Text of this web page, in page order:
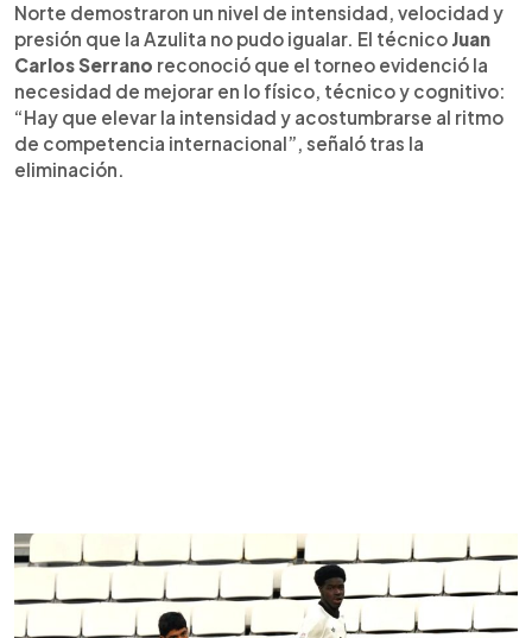
Norte demostraron un nivel de intensidad, velocidad y
presión que la Azulita no pudo igualar. El técnico Juan
Carlos Serrano reconoció que el torneo evidenció la
necesidad de mejorar en lo físico, técnico y cognitivo:
“Hay que elevar la intensidad y acostumbrarse al ritmo
de competencia internacional”, señaló tras la
eliminación.